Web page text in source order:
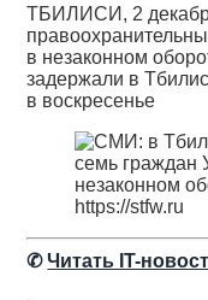
ТБИЛИСИ, 2
в незаконном
задержали в
в воскресенье
https://stfw.ru
✆Читать IT-